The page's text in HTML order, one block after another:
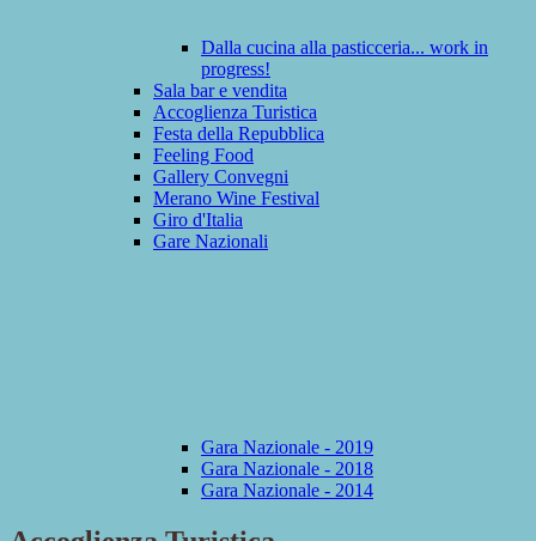
Dalla cucina alla pasticceria... work in
progress!
Sala bar e vendita
Accoglienza Turistica
Festa della Repubblica
Feeling Food
Gallery Convegni
Merano Wine Festival
Giro d'Italia
Gare Nazionali
Gara Nazionale - 2019
Gara Nazionale - 2018
Gara Nazionale - 2014